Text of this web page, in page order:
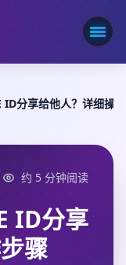
打开
分享给他人？详细操
约 5 分钟阅读
ID分享
骤